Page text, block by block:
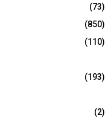
(73)
(850)
(110)
(193)
(2)